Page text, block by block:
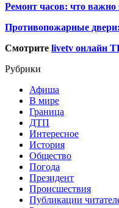
Ремонт часов: что важно
Противопожарные двери:
Смотрите livetv онлайн
Рубрики
Афиша
В мире
Граница
ДТП
Интересное
История
Общество
Погода
Президент
Происшествия
Публикации